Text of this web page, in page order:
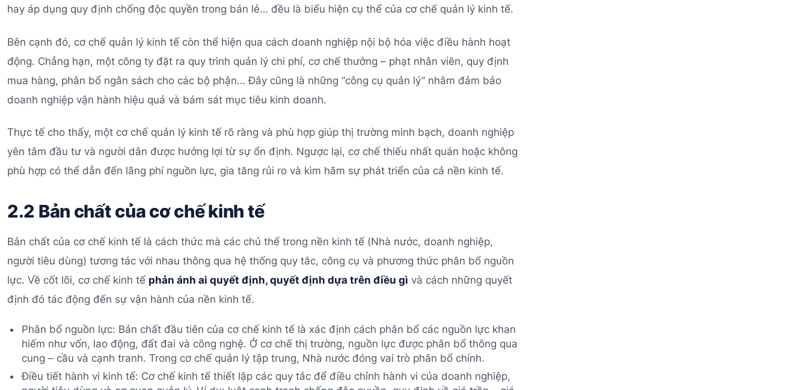
hay áp dụng quy định chống độc quyền trong bán lẻ… đều là biểu hiện cụ thể của cơ chế quản lý kinh tế.
Bên cạnh đó, cơ chế quản lý kinh tế còn thể hiện qua cách doanh nghiệp nội bộ hóa việc điều hành hoạt
động. Chẳng hạn, một công ty đặt ra quy trình quản lý chi phí, cơ chế thưởng – phạt nhân viên, quy định
mua hàng, phân bổ ngân sách cho các bộ phận… Đây cũng là những “công cụ quản lý” nhằm đảm bảo
doanh nghiệp vận hành hiệu quả và bám sát mục tiêu kinh doanh.
Thực tế cho thấy, một cơ chế quản lý kinh tế rõ ràng và phù hợp giúp thị trường minh bạch, doanh nghiệp
yên tâm đầu tư và người dân được hưởng lợi từ sự ổn định. Ngược lại, cơ chế thiếu nhất quán hoặc không
phù hợp có thể dẫn đến lãng phí nguồn lực, gia tăng rủi ro và kìm hãm sự phát triển của cả nền kinh tế.
2.2 Bản chất của cơ chế kinh tế
Bản chất của cơ chế kinh tế là cách thức mà các chủ thể trong nền kinh tế (Nhà nước, doanh nghiệp,
người tiêu dùng) tương tác với nhau thông qua hệ thống quy tắc, công cụ và phương thức phân bổ nguồn
lực. Về cốt lõi, cơ chế kinh tế phản ánh ai quyết định, quyết định dựa trên điều gì và cách những quyết
định đó tác động đến sự vận hành của nền kinh tế.
Phân bổ nguồn lực: Bản chất đầu tiên của cơ chế kinh tế là xác định cách phân bổ các nguồn lực khan
hiếm như vốn, lao động, đất đai và công nghệ. Ở cơ chế thị trường, nguồn lực được phân bổ thông qua
cung – cầu và cạnh tranh. Trong cơ chế quản lý tập trung, Nhà nước đóng vai trò phân bổ chính.
Điều tiết hành vi kinh tế: Cơ chế kinh tế thiết lập các quy tắc để điều chỉnh hành vi của doanh nghiệp,